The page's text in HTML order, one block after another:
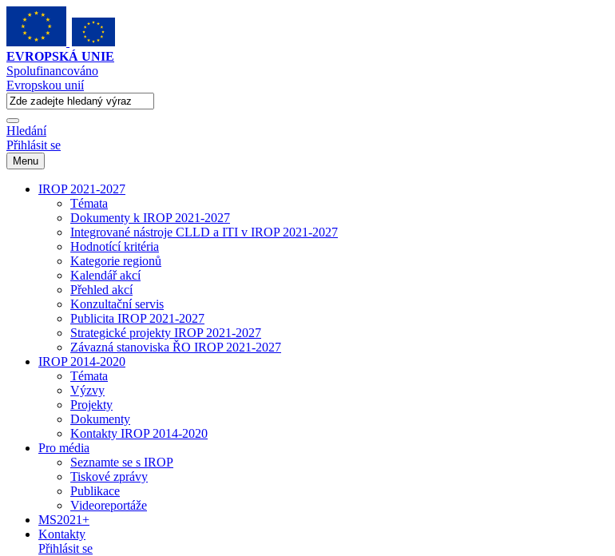
EVROPSKÁ UNIE
Spolufinancováno
Evropskou unií
Hledání
Přihlásit se
Menu
IROP 2021-2027
Témata
Dokumenty k IROP 2021-2027
Integrované nástroje CLLD a ITI v IROP 2021-2027
Hodnotící kritéria
Kategorie regionů
Kalendář akcí
Přehled akcí
Konzultační servis
Publicita IROP 2021-2027
Strategické projekty IROP 2021-2027
Závazná stanoviska ŘO IROP 2021-2027
IROP 2014-2020
Témata
Výzvy
Projekty
Dokumenty
Kontakty IROP 2014-2020
Pro média
Seznamte se s IROP
Tiskové zprávy
Publikace
Videoreportáže
MS2021+
Kontakty
Přihlásit se